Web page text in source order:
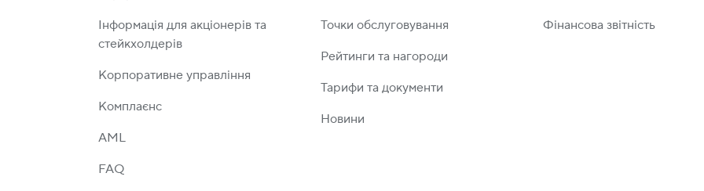
Інформація для акціонерів та
стейкхолдерів
Корпоративне управління
Комплаєнс
AML
FAQ
Точки обслуговування
Рейтинги та нагороди
Тарифи та документи
Новини
Фінансова звітність